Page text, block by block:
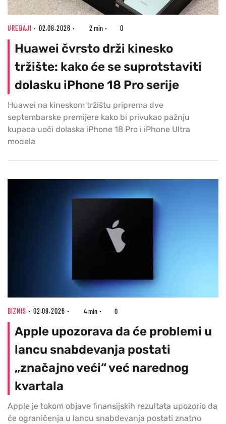
UREĐAJI 02.08.2026 2 min 0
Huawei čvrsto drži kinesko
tržište: kako će se suprotstaviti
dolasku iPhone 18 Pro serije
Huawei na kineskom tržištu priprema dve
septembarske premijere kako bi privukao pažnju
kupaca uoči dolaska iPhone 18 Pro i iPhone Ultra
modela
BIZNIS 02.08.2026 4 min 0
Apple upozorava da će problemi u
lancu snabdevanja postati
„značajno veći“ već narednog
kvartala
Apple je tokom objave finansijskih rezultata upozorio da
će ograničenja u lancu snabdevanja postati znatno